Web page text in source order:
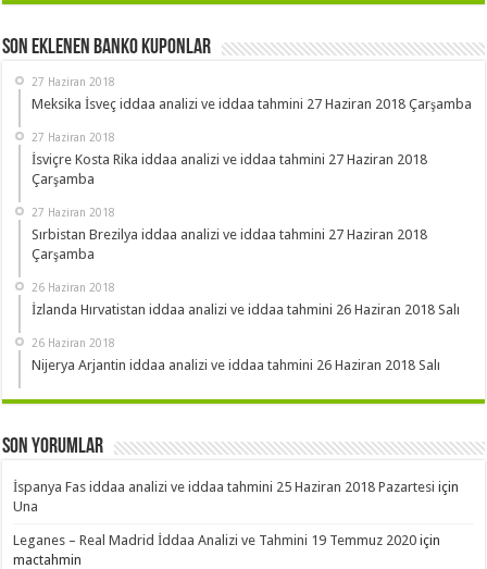
Son Eklenen Banko Kuponlar
27 Haziran 2018
Meksika İsveç iddaa analizi ve iddaa tahmini 27 Haziran 2018 Çarşamba
27 Haziran 2018
İsviçre Kosta Rika iddaa analizi ve iddaa tahmini 27 Haziran 2018
Çarşamba
27 Haziran 2018
Sırbistan Brezilya iddaa analizi ve iddaa tahmini 27 Haziran 2018
Çarşamba
26 Haziran 2018
İzlanda Hırvatistan iddaa analizi ve iddaa tahmini 26 Haziran 2018 Salı
26 Haziran 2018
Nijerya Arjantin iddaa analizi ve iddaa tahmini 26 Haziran 2018 Salı
Son Yorumlar
İspanya Fas iddaa analizi ve iddaa tahmini 25 Haziran 2018 Pazartesi için
Una
Leganes – Real Madrid İddaa Analizi ve Tahmini 19 Temmuz 2020 için
mactahmin